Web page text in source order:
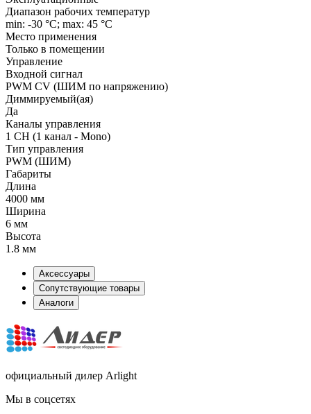
Диапазон рабочих температур
min: -30 °C; max: 45 °C
Место применения
Только в помещении
Управление
Входной сигнал
PWM СV (ШИМ по напряжению)
Диммируемый(ая)
Да
Каналы управления
1 CH (1 канал - Mono)
Тип управления
PWM (ШИМ)
Габариты
Длина
4000 мм
Ширина
6 мм
Высота
1.8 мм
Аксессуары
Сопутствующие товары
Аналоги
официальный дилер Arlight
Мы в соцсетях